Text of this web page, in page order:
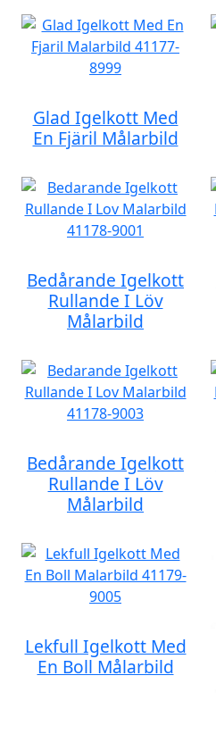
Glad Igelkott Med
En Fjäril Målarbild
Bedårande Igelkott
Rullande I Löv
Målarbild
Bedårande Igelkott
Rullande I Löv
Målarbild
Lekfull Igelkott Med
En Boll Målarbild